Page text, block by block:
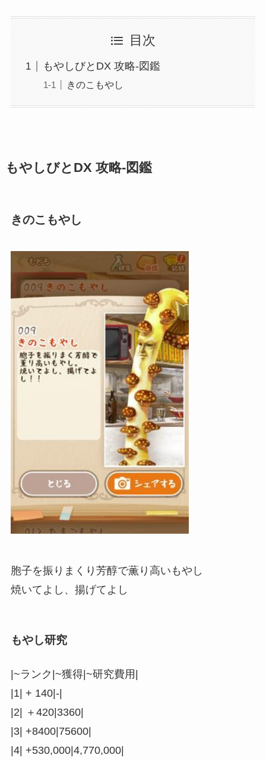
目次
もやしびとDX 攻略-図鑑
きのこもやし
もやしびとDX 攻略-図鑑
きのこもやし
胞子を振りまくり芳醇で薫り高いもやし
焼いてよし、揚げてよし
もやし研究
|~ランク|~獲得|~研究費用|
|1| + 140|-|
|2| ＋420|3360|
|3| +8400|75600|
|4| +530,000|4,770,000|